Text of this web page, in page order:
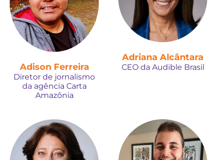
Adison Ferreira
Diretor de jornalismo
da agência Carta
Amazônia
Adriana Alcântara
CEO da Audible Brasil